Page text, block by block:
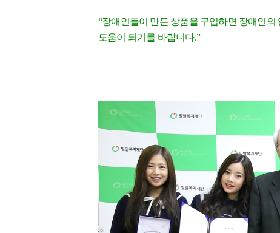
“장애인들이 만든 상품을 구입하면 장애인
도움이 되기를 바랍니다.”